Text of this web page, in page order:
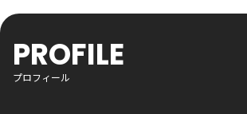
PROFILE
プロフィール